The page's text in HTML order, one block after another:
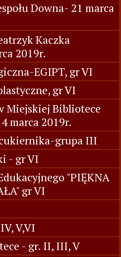
Downa- 21 marca
Kaczka
2019r.
EGIPT, gr VI
gr VI
Miejskiej Bibliotece
marca 2019r.
grupa III
- gr VI
"PIĘKNA
gr VI
V,VI
- gr. II, III, V